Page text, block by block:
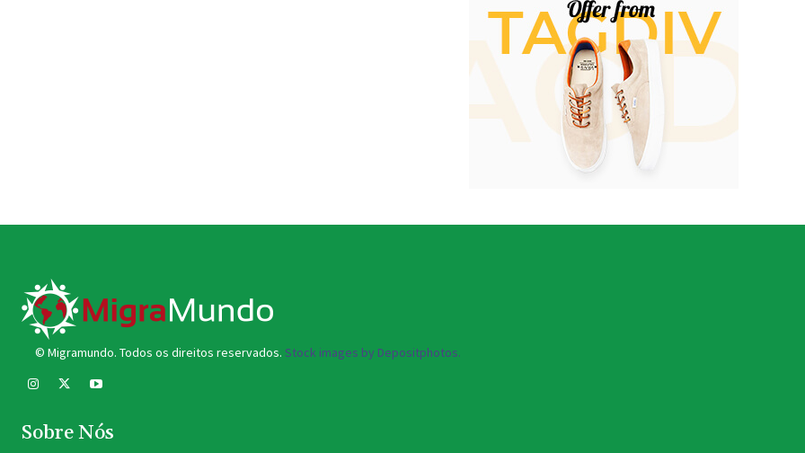
© Migramundo. Todos os direitos reservados. Stock images by Depositphotos.
Sobre Nós